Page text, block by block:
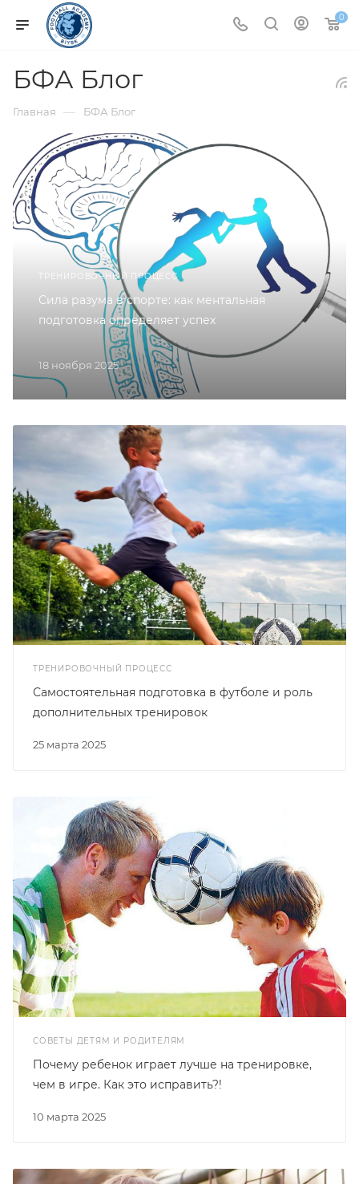
0
БФА Блог
Главная — БФА Блог
ТРЕНИРОВОЧНЫЙ ПРОЦЕСС
18 ноября 2025
Сила разума в спорте: как ментальная
подготовка определяет успех
ТРЕНИРОВОЧНЫЙ ПРОЦЕСС
25 марта 2025
Самостоятельная подготовка в футболе и роль
дополнительных тренировок
СОВЕТЫ ДЕТЯМ И РОДИТЕЛЯМ
10 марта 2025
Почему ребенок играет лучше на тренировке,
чем в игре. Как это исправить?!